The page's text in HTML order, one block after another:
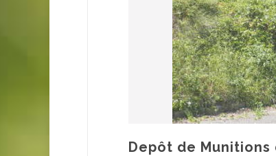
Depôt de